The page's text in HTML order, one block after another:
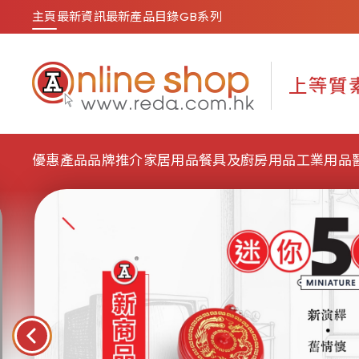
主頁最新資訊最新產品目錄GB系列
優惠產品品牌推介家居用品餐具及廚房用品工業用品